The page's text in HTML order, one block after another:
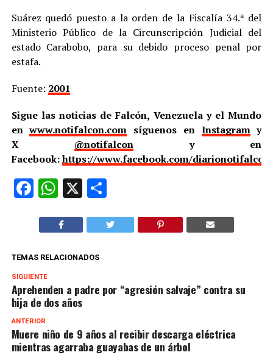
Suárez quedó puesto a la orden de la Fiscalía 34.ª del
Ministerio Público de la Circunscripción Judicial del
estado Carabobo, para su debido proceso penal por
estafa.
Fuente: 2001
Sigue las noticias de Falcón, Venezuela y el Mundo
enwww.notifalcon.com síguenos en Instagramy
X @notifalcon y en
Facebook:https://www.facebook.com/
Facebook
WhatsApp
X Compartir
TEMAS RELACIONADOS
SIGUIENTE
Aprehenden a padre por “agresión salvaje” contra su
hija de dos años
ANTERIOR
Muere niño de 9 años al recibir descarga eléctrica
mientras agarraba guayabas de un árbol